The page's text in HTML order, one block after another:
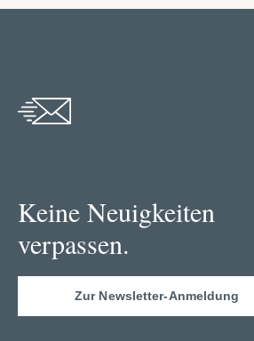
Keine Neuigkeiten
verpassen.
Zur Newsletter-Anmeldung